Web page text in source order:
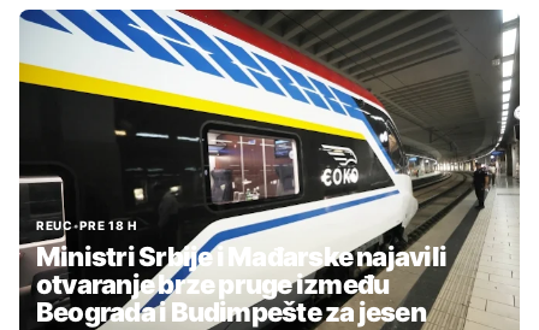
REUC•PRE 18 H
Ministri Srbije i Mađarske najavili
otvaranje brze pruge između
Beograda i Budimpešte za jesen